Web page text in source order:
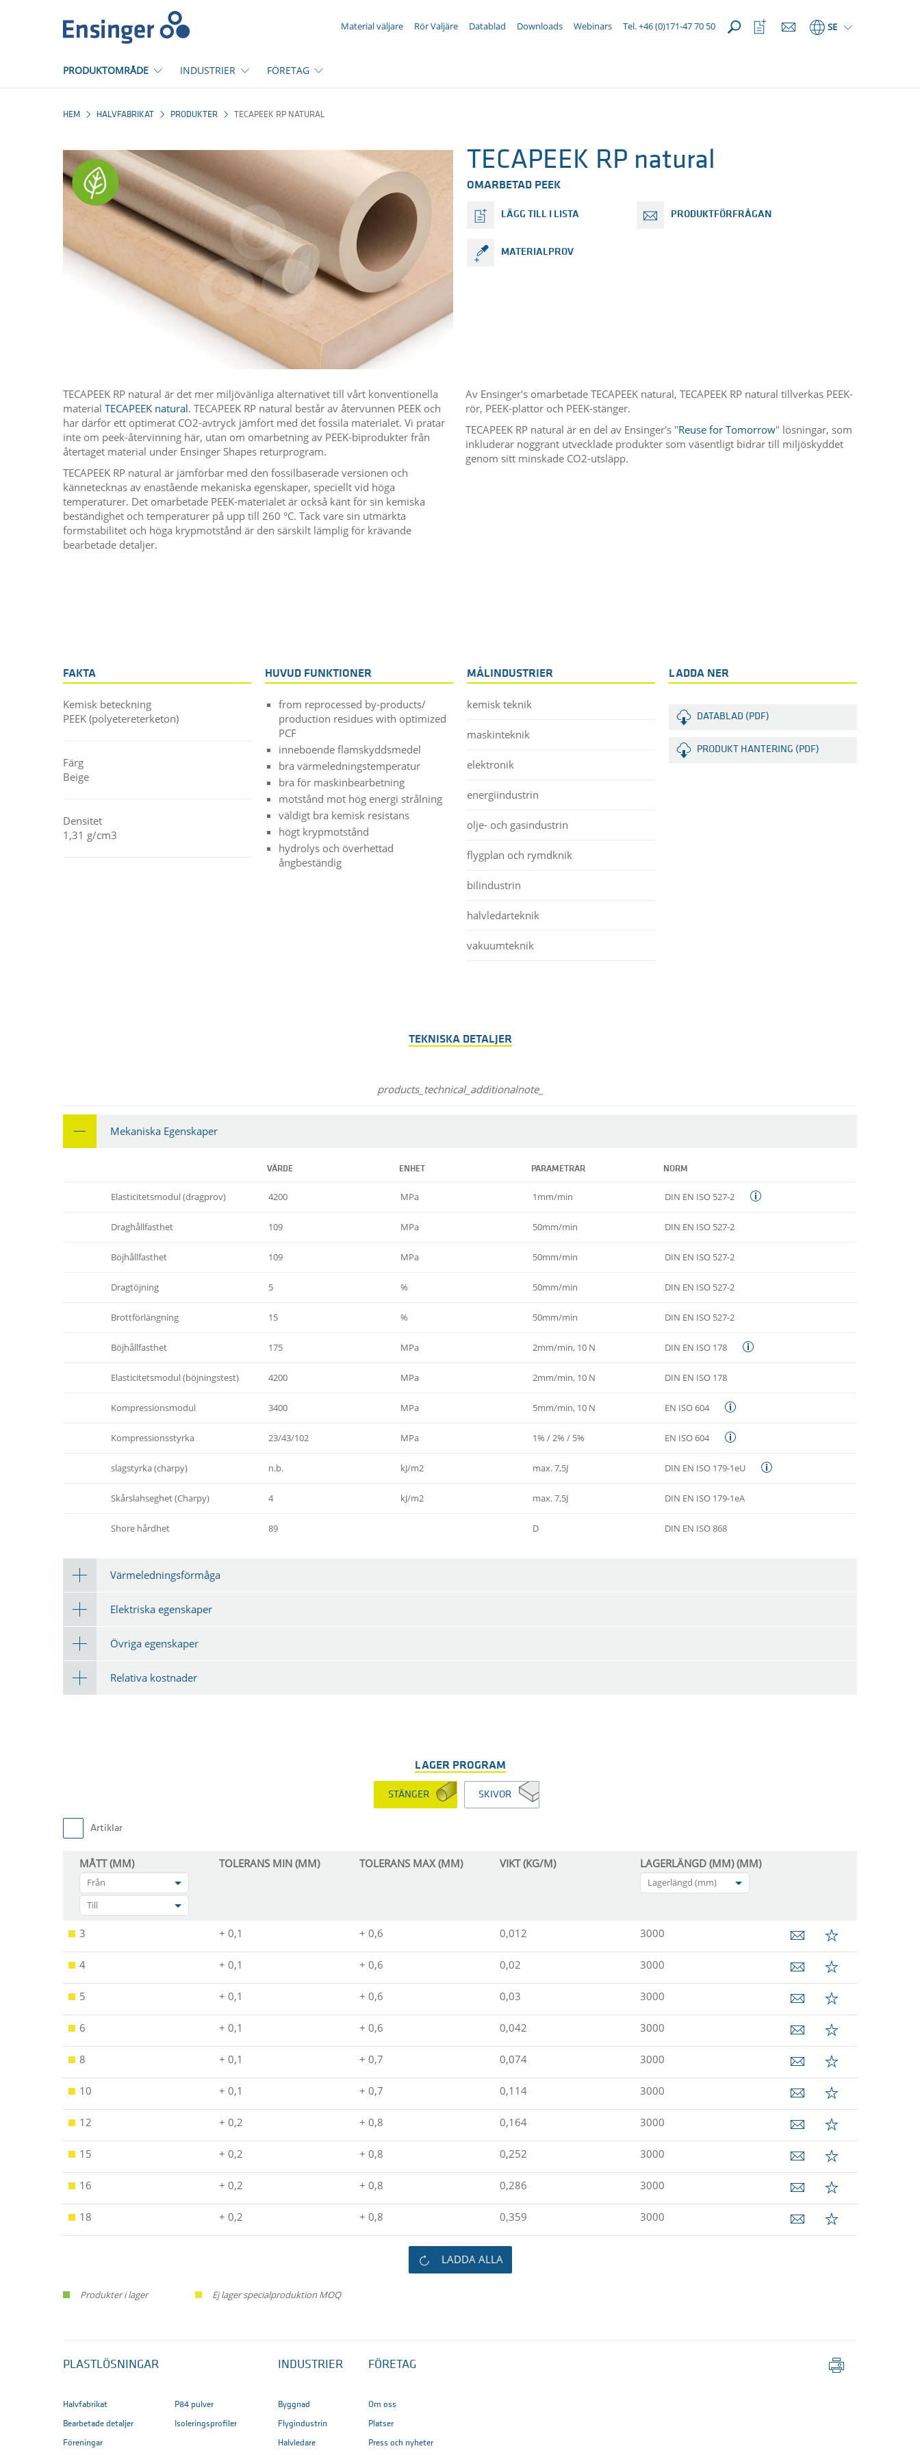
Material väljare Rör Valjäre Datablad Downloads Webinars Tel. +46 (0)171-47 70 50 SE
Öppna
favoriter
PRODUKTOMRÅDE INDUSTRIER FÖRETAG
HEM HALVFABRIKAT PRODUKTER TECAPEEK RP NATURAL
TECAPEEK RP natural
OMARBETAD PEEK
LÄGG TILL I LISTA PRODUKTFÖRFRÅGAN
MATERIALPROV
TECAPEEK RP natural är det mer miljövänliga alternativet till vårt konventionella
material TECAPEEK natural. TECAPEEK RP natural består av återvunnen PEEK och
har därför ett optimerat CO2-avtryck jämfört med det fossila materialet. Vi pratar
inte om peek-återvinning här, utan om omarbetning av PEEK-biprodukter från
återtaget material under Ensinger Shapes returprogram.
TECAPEEK RP natural är jämförbar med den fossilbaserade versionen och
kännetecknas av enastående mekaniska egenskaper, speciellt vid höga
temperaturer. Det omarbetade PEEK-materialet är också känt för sin kemiska
beständighet och temperaturer på upp till 260 °C. Tack vare sin utmärkta
formstabilitet och höga krypmotstånd är den särskilt lämplig för krävande
bearbetade detaljer.
Av Ensinger's omarbetade TECAPEEK natural, TECAPEEK RP natural tillverkas PEEK-
rör, PEEK-plattor och PEEK-stänger.
TECAPEEK RP natural är en del av Ensinger's "Reuse for Tomorrow" lösningar, som
inkluderar noggrant utvecklade produkter som väsentligt bidrar till miljöskyddet
genom sitt minskade CO2-utsläpp.
FAKTA
Kemisk beteckning
PEEK (polyetereterketon)
Färg
Beige
Densitet
1,31 g/cm3
HUVUD FUNKTIONER
from reprocessed by-products/
production residues with optimized
PCF
inneboende flamskyddsmedel
bra värmeledningstemperatur
bra för maskinbearbetning
motstånd mot hög energi strålning
väldigt bra kemisk resistans
högt krypmotstånd
hydrolys och överhettad
ångbeständig
MÅLINDUSTRIER
kemisk teknik
maskinteknik
elektronik
energiindustrin
olje- och gasindustrin
flygplan och rymdknik
bilindustrin
halvledarteknik
vakuumteknik
LADDA NER
DATABLAD (PDF)
PRODUKT HANTERING (PDF)
TEKNISKA DETALJER
products_technical_additionalnote_
Mekaniska Egenskaper
VÄRDE ENHET PARAMETRAR NORM
Elasticitetsmodul (dragprov) 4200 MPa 1mm/min DIN EN ISO 527-2
Draghållfasthet 109 MPa 50mm/min DIN EN ISO 527-2
Böjhållfasthet 109 MPa 50mm/min DIN EN ISO 527-2
Dragtöjning 5 % 50mm/min DIN EN ISO 527-2
Brottförlängning 15 % 50mm/min DIN EN ISO 527-2
Böjhållfasthet 175 MPa 2mm/min, 10 N DIN EN ISO 178
Elasticitetsmodul (böjningstest) 4200 MPa 2mm/min, 10 N DIN EN ISO 178
Kompressionsmodul 3400 MPa 5mm/min, 10 N EN ISO 604
Kompressionsstyrka 23/43/102 MPa 1% / 2% / 5% EN ISO 604
slagstyrka (charpy) n.b. kJ/m2 max. 7,5J DIN EN ISO 179-1eU
Skårslahseghet (Charpy) 4 kJ/m2 max. 7,5J DIN EN ISO 179-1eA
Shore hårdhet 89 D DIN EN ISO 868
Värmeledningsförmåga
Elektriska egenskaper
Övriga egenskaper
Relativa kostnader
LAGER PROGRAM
STÄNGER SKIVOR
Artiklar
MÅTT (MM)
Från
Till
TOLERANS MIN (MM) TOLERANS MAX (MM) VIKT (KG/M) LAGERLÄNGD (MM) (MM)
Lagerlängd (mm)
3 + 0,1 + 0,6 0,012 3000
4 + 0,1 + 0,6 0,02 3000
5 + 0,1 + 0,6 0,03 3000
6 + 0,1 + 0,6 0,042 3000
8 + 0,1 + 0,7 0,074 3000
10 + 0,1 + 0,7 0,114 3000
12 + 0,2 + 0,8 0,164 3000
15 + 0,2 + 0,8 0,252 3000
16 + 0,2 + 0,8 0,286 3000
18 + 0,2 + 0,8 0,359 3000
LADDA ALLA
Produkter i lager Ej lager specialproduktion MOQ
PLASTLÖSNINGAR
Halvfabrikat
Bearbetade detaljer
Föreningar
P84 pulver
Isoleringsprofiler
INDUSTRIER
Byggnad
Flygindustrin
Halvledare
FÖRETAG
Om oss
Platser
Press och nyheter